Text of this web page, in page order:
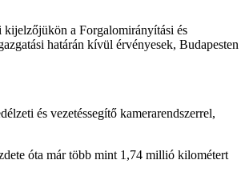
kijelzőjükön a Forgalomirányítási és
határán kívül érvényesek, Budapesten
és vezetéssegítő kamerarendszerrel,
óta már több mint 1,74 millió kilométert